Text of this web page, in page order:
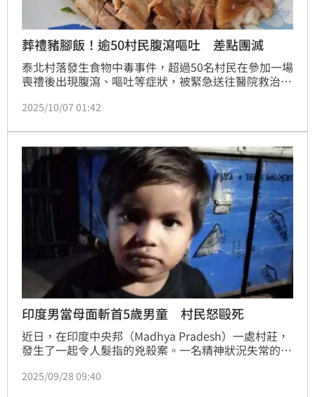
葬禮豬腳飯！逾50村民腹瀉嘔吐 差點團滅
泰北村落發生食物中毒事件，超過50名村民在參加一場
喪禮後出現腹瀉、嘔吐等症狀，被緊急送往醫院救治。
2025/10/07 01:42
印度男當母面斬首5歲男童 村民怒毆死
近日，在印度中央邦（Madhya Pradesh）一處村莊，
發生了一起令人髮指的兇殺案。一名精神狀況失常的男
的鏟子砍下一名5歲男童的頭顱。男童的母親受到莫大
2025/09/28 09:40